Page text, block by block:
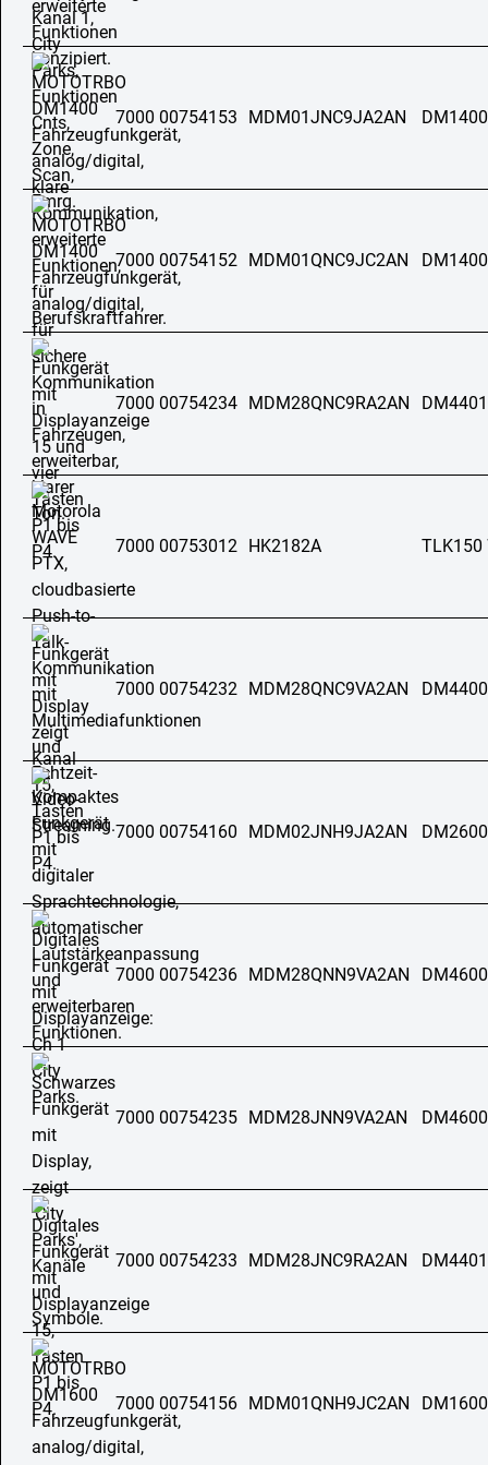
7000 00754153 MDM01JNC9JA2AN
7000 00754152 MDM01QNC9JC2AN
7000 00754234 MDM28QNC9RA2AN
7000 00753012 HK2182A TLK150
7000 00754232 MDM28QNC9VA2AN
7000 00754160 MDM02JNH9JA2AN
7000 00754236 MDM28QNN9VA2AN
7000 00754235 MDM28JNN9VA2AN
7000 00754233 MDM28JNC9RA2AN
7000 00754156 MDM01QNH9JC2AN